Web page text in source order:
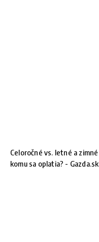
Celoročné vs. letné a
komu sa oplatia? - Gazda.sk